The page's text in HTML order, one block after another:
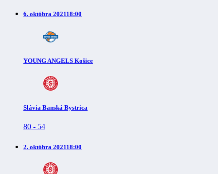
6. októbra 202118:00
YOUNG ANGELS Košice
Slávia Banská Bystrica
80 - 54
2. októbra 202118:00